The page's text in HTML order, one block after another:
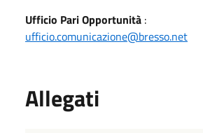
Ufficio Pari Opportunità :
ufficio.comunicazione@bresso.net
Allegati